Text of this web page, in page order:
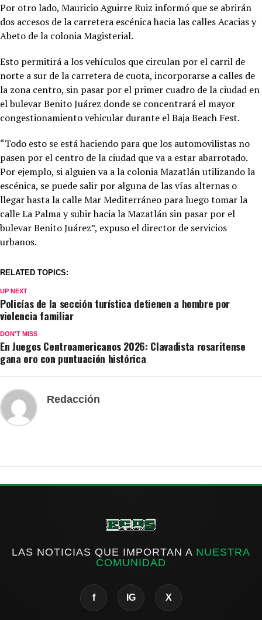
Por otro lado, Mauricio Aguirre Ruiz informó que se abrirán
dos accesos de la carretera escénica hacia las calles Acacias y
Abeto de la colonia Magisterial.
Esto permitirá a los vehículos que circulan por el carril de
norte a sur de la carretera de cuota, incorporarse a calles de
la zona centro, sin pasar por el primer cuadro de la ciudad en
el bulevar Benito Juárez donde se concentrará el mayor
congestionamiento vehicular durante el Baja Beach Fest.
“Todo esto se está haciendo para que los automovilistas no
pasen por el centro de la ciudad que va a estar abarrotado.
Por ejemplo, si alguien va a la colonia Mazatlán utilizando la
escénica, se puede salir por alguna de las vías alternas o
llegar hasta la calle Mar Mediterráneo para luego tomar la
calle La Palma y subir hacia la Mazatlán sin pasar por el
bulevar Benito Juárez”, expuso el director de servicios
urbanos.
RELATED TOPICS:
UP NEXT
Policías de la sección turística detienen a hombre por
violencia familiar
DON'T MISS
En Juegos Centroamericanos 2026: Clavadista rosaritense
gana oro con puntuación histórica
Redacción
LAS NOTICIAS QUE IMPORTAN A NUESTRA
COMUNIDAD
f IG X